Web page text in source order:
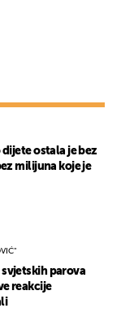
ostala je bez
milijuna koje je
parova
reakcije